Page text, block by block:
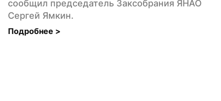
сообщил председатель Заксобрания ЯНАО
Сергей Ямкин.
Подробнее >